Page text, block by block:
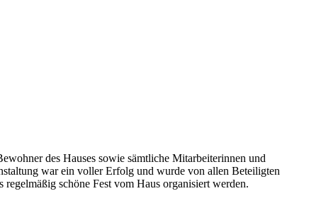
des Hauses sowie sämtliche Mitarbeiterinnen und
war ein voller Erfolg und wurde von allen Beteiligten
schöne Fest vom Haus organisiert werden.